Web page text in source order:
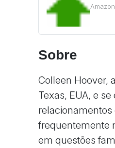
Amazon
Sobre
Colleen Hoover,
Texas, EUA, e
relacionamentos
frequentemente
em questões